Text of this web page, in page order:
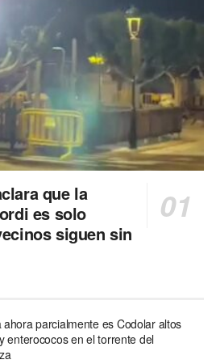
que la
es solo
siguen sin
parcialmente es Codolar altos
enterococos en el torrente del